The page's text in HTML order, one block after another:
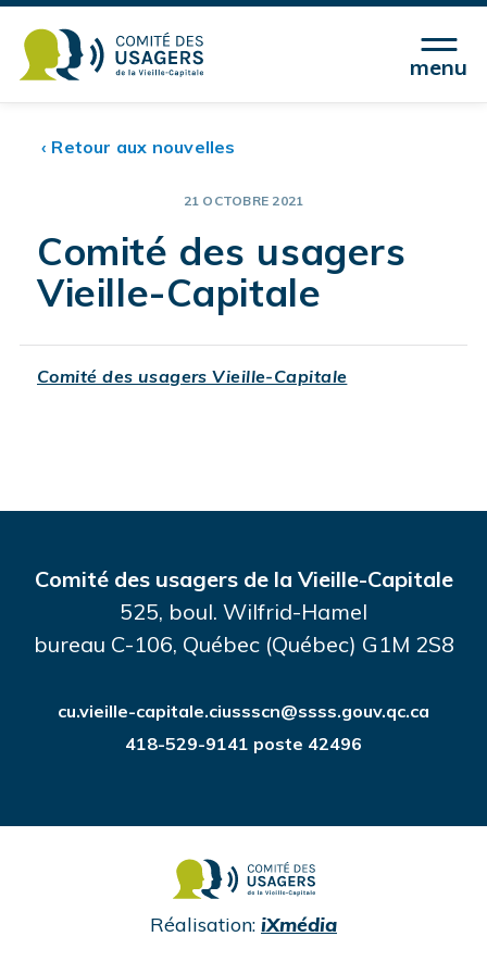
menu
‹ Retour aux nouvelles
21 OCTOBRE 2021
Comité des usagers
Vieille-Capitale
Comité des usagers Vieille-Capitale
Comité des usagers de la Vieille-Capitale
525, boul. Wilfrid-Hamel
bureau C-106, Québec (Québec) G1M 2S8
cu.vieille-capitale.ciussscn@ssss.gouv.qc.ca
418-529-9141 poste 42496
Réalisation: iXmédiaundefined